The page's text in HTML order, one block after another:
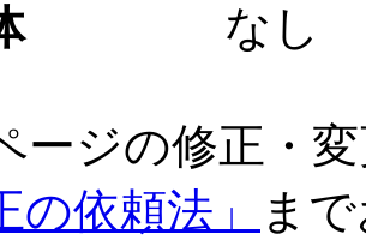
なし
ージの修正・
の依頼法」
ま